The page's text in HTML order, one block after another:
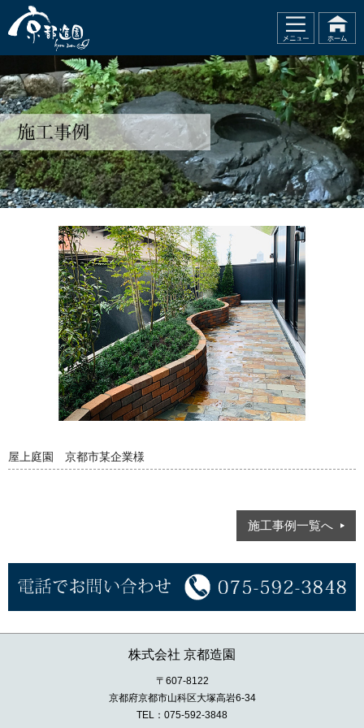
屋上庭園 京都市某企業様
施工事例一覧へ
株式会社 京都造園
〒607-8122
京都府京都市山科区大塚高岩6-34
TEL：075-592-3848